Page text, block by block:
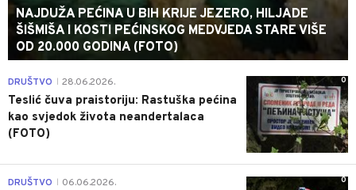
NAJDUŽA PEĆINA U BIH KRIJE JEZERO, HILJADE
ŠIŠMIŠA I KOSTI PEĆINSKOG MEDVJEDA STARE VIŠE
OD 20.000 GODINA (FOTO)
0
DRUŠTVO 28.06.2026.
Teslić čuva praistoriju: Rastuška pećina
kao svjedok života neandertalaca
(FOTO)
0
DRUŠTVO 06.06.2026.